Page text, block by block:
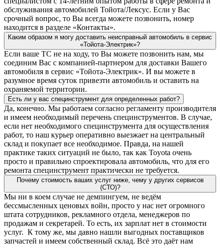
обслуживания автомобилей Тойота/Лексус. Если у Вас
срочный вопрос, то Вы всегда можете позвонить, номер
находится в разделе «Контакты».
Каким образом я могу доставить неисправный автомобиль в сервис
«Тойота-Электрик»?
Если ваше ТС не на ходу, то Вы можете позвонить нам, мы
соединим Вас с компанией-партнером для доставки Вашего
автомобиля в сервис «Тойота-Электрик». И вы можете в
разумное время суток привезти автомобиль и оставить на
охраняемой территории.
Есть ли у вас специнструмент для определенных работ?
Да, конечно. Мы работаем согласно регламенту производителя
и имеем необходимый перечень специнструментов. В случае,
если нет необходимого специнструмента для осуществления
работ, то наш курьер оперативно выезжает на центральный
склад и покупает все необходимое. Правда, на нашей
практике таких ситуаций не было, так как Toyota очень
просто и правильно спроектировала автомобиль, что для его
ремонта специнструмент практически не требуется.
Почему стоимость ваших услуг ниже, чему у других сервисов
(СТО)?
Мы ни в коем случае не демпингуем, не ведём
бессмысленных ценовых войн, просто у нас нет огромного
штата сотрудников, рекламного отдела, менеджеров по
продажам и секретарей. То есть, их зарплат нет в стоимости
услуг. К тому же, мы давно нашли выгодных поставщиков
запчастей и имеем собственный склад. Всё это даёт нам